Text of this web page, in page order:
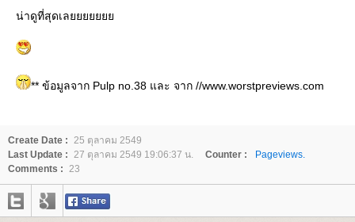
น่าดูที่สุดเล
** ข้อมูลจาก Pulp no.38 และ จาก //www.worstpreviews.com
Create Date : 25 ตุลาคม 2549
Last Update : 27 ตุลาคม 2549 19:06:37 น. Counter :
Pageviews.
Comments : 23